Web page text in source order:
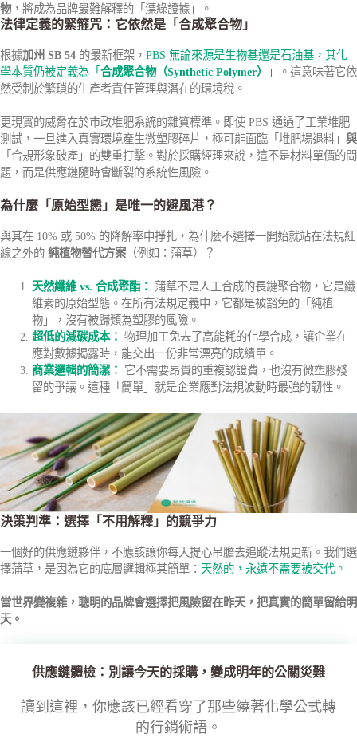
物，將成為品牌最難解釋的「漂綠證據」。
法律定義的緊箍咒：它依然是「合成聚合物」
根據加州 SB 54 的最新框架， PBS 無論來源是生物基還是石油基，其化
學本質仍被定義為「合成聚合物（Synthetic Polymer） 」
。這意味著它依
然受制於繁瑣的生產者責任管理與潛在的環境稅。
更現實的威脅在於市政堆肥系統的雜質標準。即使 PBS 通過了工業堆肥
測試，一旦進入真實環境產生微塑膠碎片，極可能面臨「堆肥場退料」 與
「合規形象破產」的雙重打擊。對於採購經理來說，這不是材料單價的問
題，而是供應鏈隨時會斷裂的系統性風險。
為什麼「原始型態」是唯一的避風港？
與其在 10% 或 50% 的降解率中掙扎，為什麼不選擇一開始就站在法規紅
線之外的 純植物替代方案（例如：蒲草）？
天然纖維 vs. 合成聚酯：
蒲草不是人工合成的長鏈聚合物，它是纖
維素的原始型態。在所有法規定義中，它都是被豁免的「純植
物」，沒有被歸類為塑膠的風險。
超低的減碳成本： 物理加工免去了高能耗的化學合成，讓企業在
應對數據揭露時，能交出一份非常漂亮的成績單。
商業邏輯的簡潔：
它不需要昂貴的重複認證費，也沒有微塑膠殘
留的爭議。這種「簡單」就是企業應對法規波動時最強的韌性。
決策判準：選擇「不用解釋」的競爭力
一個好的供應鏈夥伴，不應該讓你每天提心吊膽去追蹤法規更新。我們選
擇蒲草，是因為它的底層邏輯極其簡單： 天然的，永遠不需要被交代。
當世界變複雜，聰明的品牌會選擇把風險留在昨天，把真實的簡單留給明
天。
供應鏈體檢：別讓今天的採購，變成明年的公關災難
讀到這裡，你應該已經看穿了那些繞著化學公式轉
的行銷術語。